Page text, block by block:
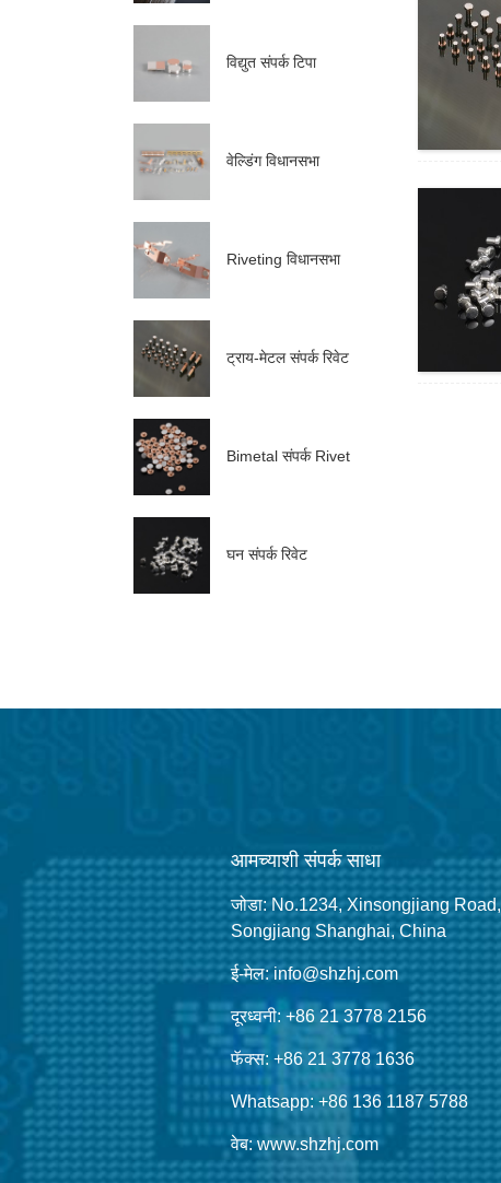
विद्युत संपर्क टिपा
वेल्डिंग विधानसभा
Riveting विधानसभा
ट्राय-मेटल संपर्क रिवेट
Bimetal संपर्क Rivet
घन संपर्क रिवेट
आमच्याशी संपर्क साधा
जोडा: No.1234, Xinsongjiang Road,
Songjiang Shanghai, China
ई-मेल: info@shzhj.com
दूरध्वनी: +86 21 3778 2156
फॅक्स: +86 21 3778 1636
Whatsapp: +86 136 1187 5788
वेब: www.shzhj.com